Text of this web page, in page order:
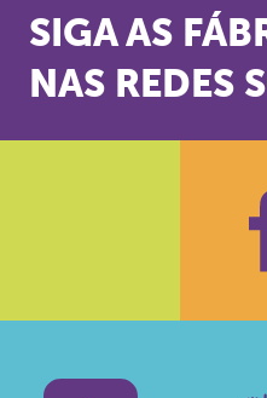
SIGA AS
NAS REDES